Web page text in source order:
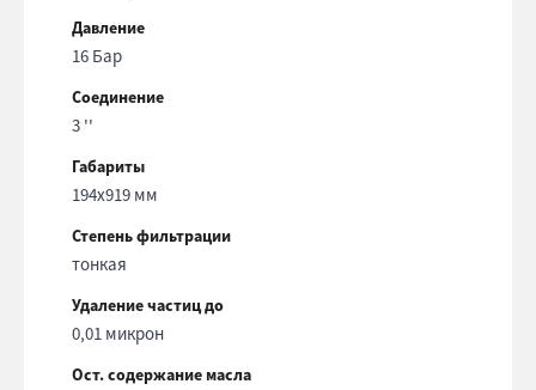
Давление
16 Бар
Соединение
3 ''
Габариты
194х919 мм
Степень фильтрации
тонкая
Удаление частиц до
0,01 микрон
Ост. содержание масла